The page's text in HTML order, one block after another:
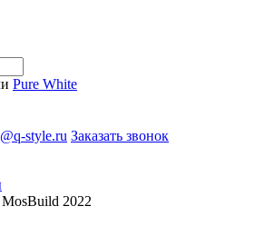
Pure White
style.ru Заказать звонок
2022